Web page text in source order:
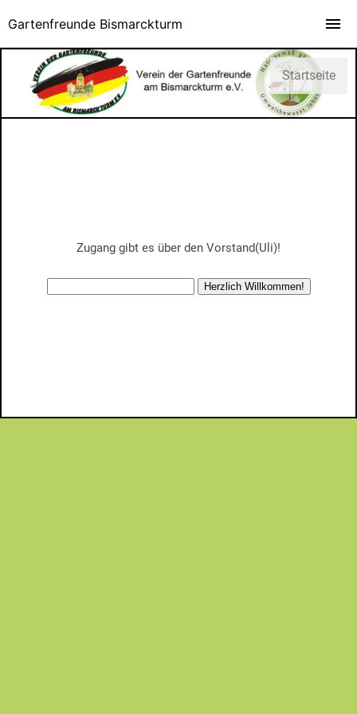
Startseite
Zugang gibt es über den Vorstand(Uli)!
Gartenfreunde Bismarckturm